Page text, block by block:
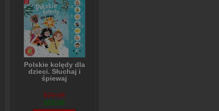
Polskie kolędy dla
dzieci. Słuchaj i
śpiewaj
$26,08
$25,08